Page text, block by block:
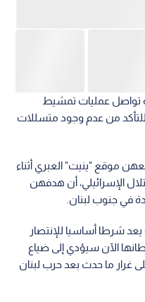
تواصل عمليات تمشيط
من عدم وجود متسللات
موقع "ينيت" العبري أثناء
الإسرائيلي، أن هدفهن
في جنوب لبنان.
شرطا أساسيا للإنتصار
الآن سيؤدي إلى ضياع
غرار ما حدث بعد حرب لبنان